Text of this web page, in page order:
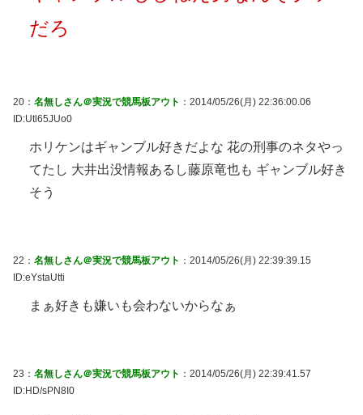
だろ
20： 名無しさん＠実況で競馬板アウト ：2014/05/26(月) 22:36:00.06
ID:Utl65JUo0
ホリケンはギャンブル好きだよな 花の刑事のネタやっ
てたし 大井出没情報あるし藤原竜也も ギャンブル好き
そう
22： 名無しさん＠実況で競馬板アウト ：2014/05/26(月) 22:39:39.15
ID:eYstaUtti
まぁ好きも嫌いも会わないからなぁ
23： 名無しさん＠実況で競馬板アウト ：2014/05/26(月) 22:39:41.57
ID:HD/sPN8I0